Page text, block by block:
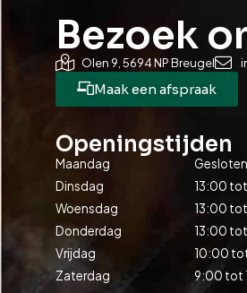
Bezoek
Olen 9, 5694 NP Breugel
Maak een afspraak
Openingstijden
Maandag
Gesloten
Dinsdag
13:00
Woensdag
13:00
Donderdag
13:00
Vrijdag
10:00
Zaterdag
9:00 tot